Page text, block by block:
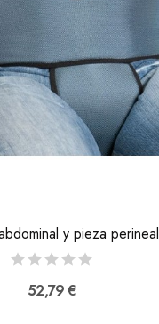
y pieza perineal
52,79 €